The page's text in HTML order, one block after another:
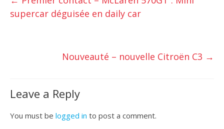
supercar déguisée en daily car
Nouveauté – nouvelle Citroën C3 →
Leave a Reply
You must be logged in to post a comment.